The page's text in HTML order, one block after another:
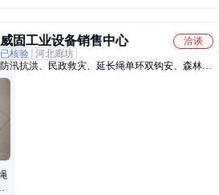
固工业设备销售中心
洽谈
核验 河北廊坊
汛抗洪、民政救灾、延长绳单环双钩安、森林灭
破拆